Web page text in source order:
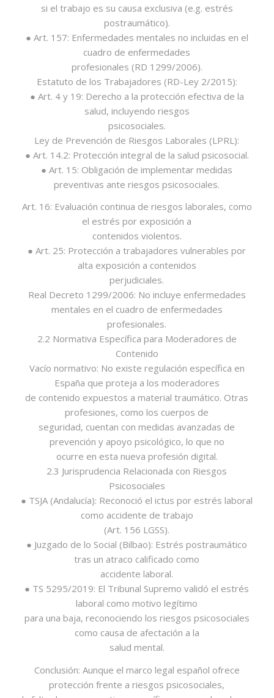
si el trabajo es su causa exclusiva (e.g. estrés
postraumático).
● Art. 157: Enfermedades mentales no incluidas en el
cuadro de enfermedades
profesionales (RD 1299/2006).
Estatuto de los Trabajadores (RD-Ley 2/2015):
● Art. 4 y 19: Derecho a la protección efectiva de la
salud, incluyendo riesgos
psicosociales.
Ley de Prevención de Riesgos Laborales (LPRL):
● Art. 14.2: Protección integral de la salud psicosocial.
● Art. 15: Obligación de implementar medidas
preventivas ante riesgos psicosociales.
Art. 16: Evaluación continua de riesgos laborales, como
el estrés por exposición a
contenidos violentos.
● Art. 25: Protección a trabajadores vulnerables por
alta exposición a contenidos
perjudiciales.
Real Decreto 1299/2006: No incluye enfermedades
mentales en el cuadro de enfermedades
profesionales.
2.2 Normativa Específica para Moderadores de
Contenido
Vacío normativo: No existe regulación específica en
España que proteja a los moderadores
de contenido expuestos a material traumático. Otras
profesiones, como los cuerpos de
seguridad, cuentan con medidas avanzadas de
prevención y apoyo psicológico, lo que no
ocurre en esta nueva profesión digital.
2.3 Jurisprudencia Relacionada con Riesgos
Psicosociales
● TSJA (Andalucía): Reconoció el ictus por estrés laboral
como accidente de trabajo
(Art. 156 LGSS).
● Juzgado de lo Social (Bilbao): Estrés postraumático
tras un atraco calificado como
accidente laboral.
● TS 5295/2019: El Tribunal Supremo validó el estrés
laboral como motivo legítimo
para una baja, reconociendo los riesgos psicosociales
como causa de afectación a la
salud mental.
Conclusión: Aunque el marco legal español ofrece
protección frente a riesgos psicosociales,